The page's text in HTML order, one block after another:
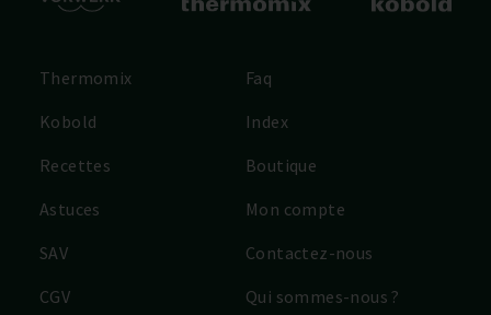
Thermomix
Kobold
Recettes
Astuces
SAV
CGV
Faq
Index
Boutique
Mon compte
Contactez-nous
Qui sommes-nous ?